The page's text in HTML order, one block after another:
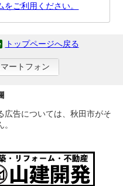
ご利用ください。
トップページへ戻る
ートフォン
広告については、秋田市がそ